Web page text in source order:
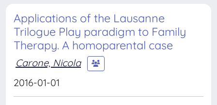
Applications of the Lausanne
Trilogue Play paradigm to Family
Therapy. A homoparental case
Carone, Nicola
2016-01-01